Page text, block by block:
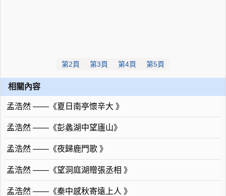
第2頁 第3頁 第4頁 第5頁
相關內容
孟浩然 ——《夏日南亭懷辛大 》
孟浩然 ——《彭蠡湖中望廬山》
孟浩然 ——《夜歸鹿門歌 》
孟浩然 ——《望洞庭湖贈張丞相 》
孟浩然 ——《秦中感秋寄遠上人 》